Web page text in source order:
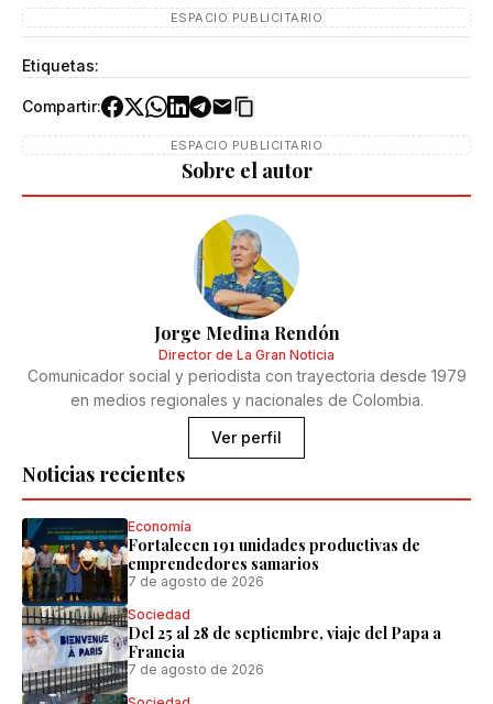
ESPACIO PUBLICITARIO
Etiquetas:
Compartir:
ESPACIO PUBLICITARIO
Noticias recientes
Economía
Fortalecen 191 unidades productivas de
emprendedores samarios
7 de agosto de 2026
Sociedad
Del 25 al 28 de septiembre, viaje del Papa a
Francia
7 de agosto de 2026
Sobre el autor
Jorge Medina Rendón
Director de La Gran Noticia
Comunicador social y periodista con trayectoria desde 1979
en medios regionales y nacionales de Colombia.
Ver perfil